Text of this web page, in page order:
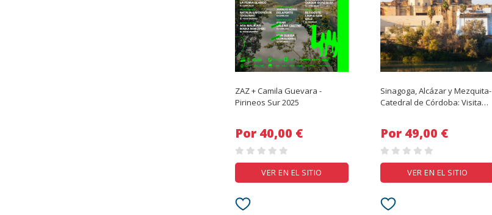
ZAZ + Camila Guevara -
Pirineos Sur 2025
Por 40,00 €
VER EN EL SITIO
Sinagoga, Alcázar y Mezquita-
Catedral de Córdoba: Visita
Por 49,00 €
VER EN EL SITIO